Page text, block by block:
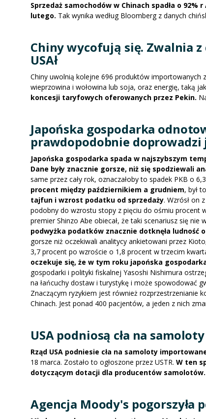
Sprzedaż samochodów w Chinach spadła o
lutego. Tak wynika według Bloomberg z danych
Chiny wycofują się. Zwalnia
USAł
Chiny uwolnią kolejne 696 produktów
wieprzowina i wołowina lub soja, oraz energię, taką
koncesji taryfowych oferowanych przez Pekin.
Japońska gospodarka
prawdopodobnie doprowadzi
Japońska gospodarka spada w najszybszym
Dane były znacznie gorsze, niż się spodziewali
same przez cały rok, oznaczałoby to spadek PKB o
procent między październikiem a grudniem, był
tajfun i wzrost podatku od sprzedaży. Wzrósł on
podobny do wzrostu stopy z pięciu do ośmiu procent
premier Shinzo Abe obiecał, że taki scenariusz się
podwyżka podatków znacznie dotknęła ludność
gorsze niż oczekiwali analitycy ankietowani przez
3,7 procent po wzroście o 1,8 procent w trzecim
oczekuje się, że w tym roku japońska
gospodarki i polityki fiskalnej Yasoshi Nishimura
na łańcuchy dostaw i turystykę i może spowodować
Znaczącym ryzykiem jest również rozprzestrzenianie
Chinach. Jest ponad 400 pacjentów, a jeden z nich
USA podniosą cła na
Rząd USA podniesie cła na samoloty
18 marca. Zostało to ogłoszone przez USTR. W ten
dotyczącym dotacji dla producentów
Agencja Moody's